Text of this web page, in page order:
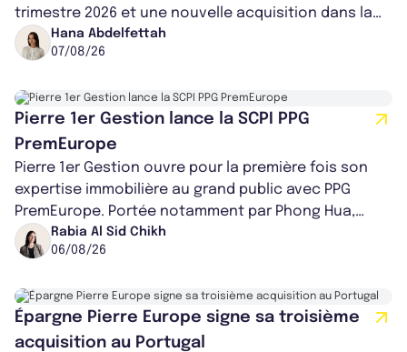
trimestre 2026 et une nouvelle acquisition dans la
région de Chicago. Entre hausse de...
Hana Abdelfettah
07/08/26
Pierre 1er Gestion lance la SCPI PPG
PremEurope
Pierre 1er Gestion ouvre pour la première fois son
expertise immobilière au grand public avec PPG
PremEurope. Portée notamment par Phong Hua,
ancien directeur des investissements d...
Rabia Al Sid Chikh
06/08/26
Épargne Pierre Europe signe sa troisième
acquisition au Portugal